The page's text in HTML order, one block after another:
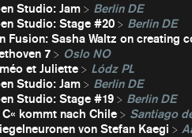
Studio: Jam
Berlin DE
Studio: Stage #20
Berlin DE
Fusion: Sasha Waltz on creating
7
Oslo NO
et Juliette
Lódz PL
Studio: Jam
Berlin DE
Studio: Stage #19
Berlin DE
C« kommt nach Chile
Santiago
von Stefan Kaegi